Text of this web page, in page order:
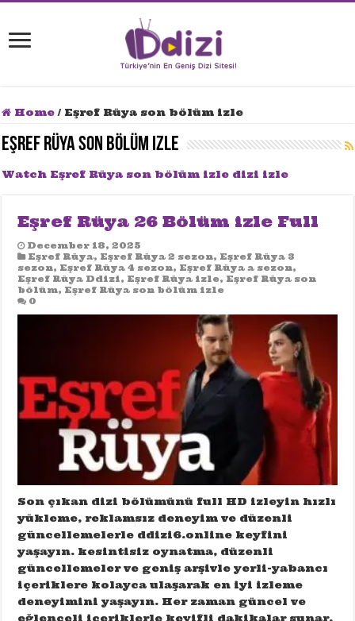
Home/ Eşref Rüya son bölüm izle
Eşref Rüya son bölüm izle
Watch Eşref Rüya son bölüm izle dizi izle
Eşref Rüya 26 Bölüm izle Full
December 18, 2025
Eşref Rüya, Eşref Rüya 2 sezon, Eşref Rüya 3
sezon, Eşref Rüya 4 sezon, Eşref Rüya a sezon,
Eşref Rüya Ddizi, Eşref Rüya izle, Eşref Rüya son
bölüm, Eşref Rüya son bölüm izle
0
Son çıkan dizi bölümünü full HD izleyin hızlı
yükleme, reklamsız deneyim ve düzenli
güncellemelerle ddizi6.online keyfini
yaşayın. kesintisiz oynatma, düzenli
güncellemeler ve geniş arşivle yerli-yabancı
içeriklere kolayca ulaşarak en iyi izleme
deneyimini yaşayın. Her zaman güncel ve
eğlenceli içeriklerle keyifli dakikalar sunar.